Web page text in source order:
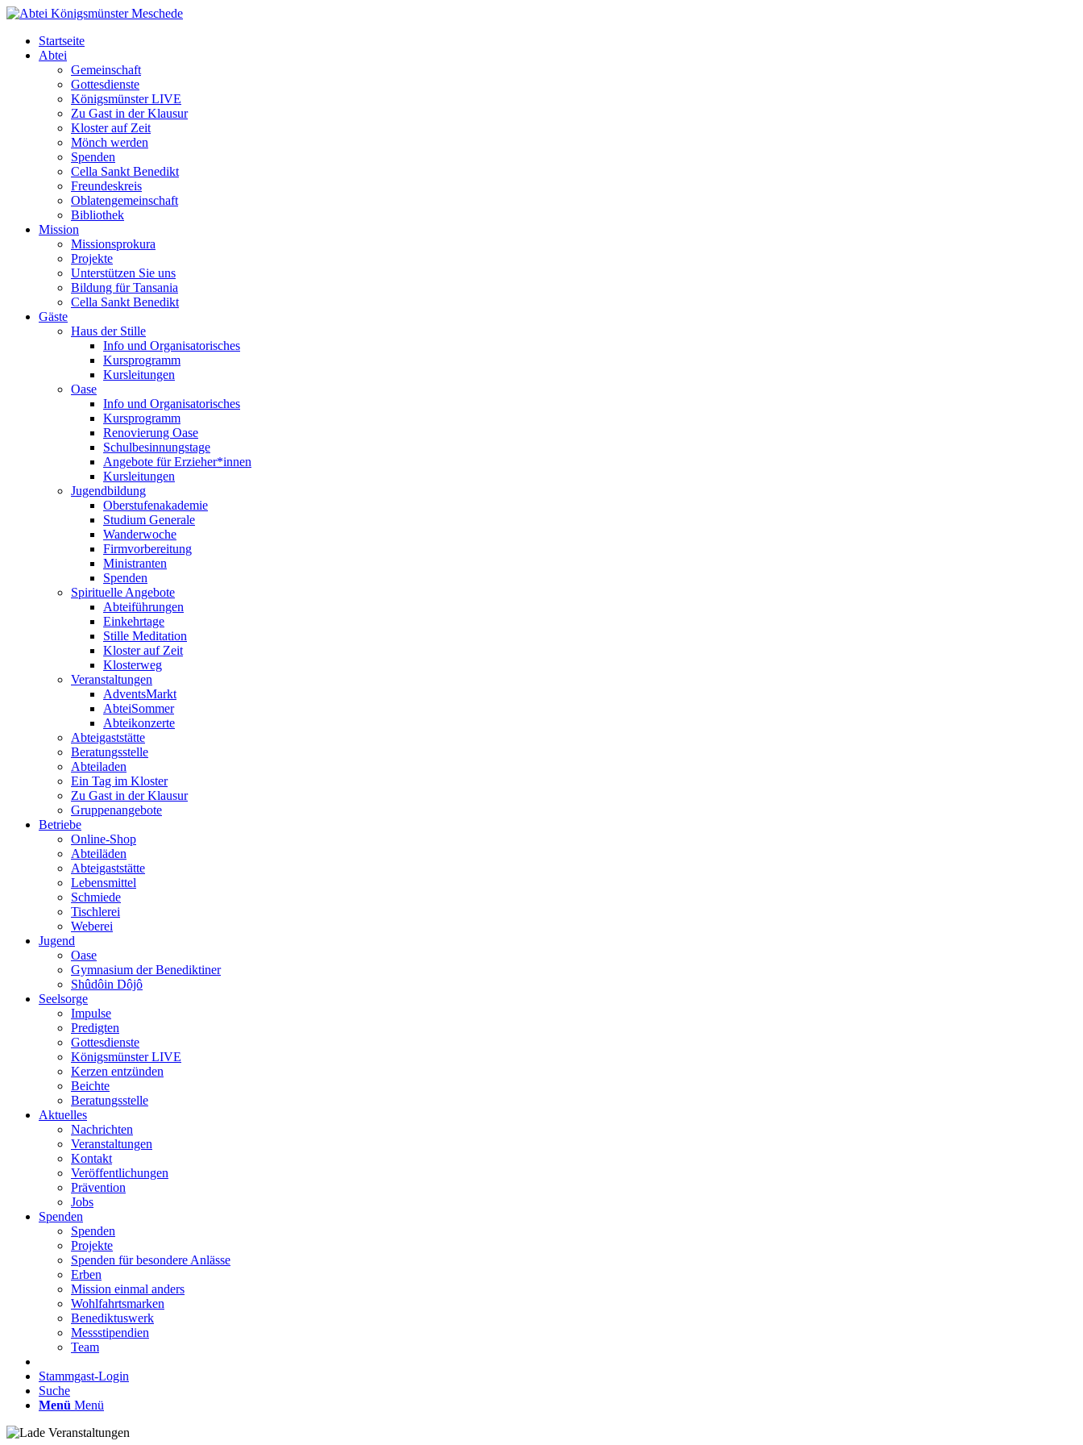
Startseite
Abtei
Gemeinschaft
Gottesdienste
Königsmünster LIVE
Zu Gast in der Klausur
Kloster auf Zeit
Mönch werden
Spenden
Cella Sankt Benedikt
Freundeskreis
Oblatengemeinschaft
Bibliothek
Mission
Missionsprokura
Projekte
Unterstützen Sie uns
Bildung für Tansania
Cella Sankt Benedikt
Gäste
Haus der Stille
Info und Organisatorisches
Kursprogramm
Kursleitungen
Oase
Info und Organisatorisches
Kursprogramm
Renovierung Oase
Schulbesinnungstage
Angebote für Erzieher*innen
Kursleitungen
Jugendbildung
Oberstufenakademie
Studium Generale
Wanderwoche
Firmvorbereitung
Ministranten
Spenden
Spirituelle Angebote
Abteiführungen
Einkehrtage
Stille Meditation
Kloster auf Zeit
Klosterweg
Veranstaltungen
AdventsMarkt
AbteiSommer
Abteikonzerte
Abteigaststätte
Beratungsstelle
Abteiladen
Ein Tag im Kloster
Zu Gast in der Klausur
Gruppenangebote
Betriebe
Online-Shop
Abteiläden
Abteigaststätte
Lebensmittel
Schmiede
Tischlerei
Weberei
Jugend
Oase
Gymnasium der Benediktiner
Shûdôin Dôjô
Seelsorge
Impulse
Predigten
Gottesdienste
Königsmünster LIVE
Kerzen entzünden
Beichte
Beratungsstelle
Aktuelles
Nachrichten
Veranstaltungen
Kontakt
Veröffentlichungen
Prävention
Jobs
Spenden
Spenden
Projekte
Spenden für besondere Anlässe
Erben
Mission einmal anders
Wohlfahrtsmarken
Benediktuswerk
Messstipendien
Team
Stammgast-Login
Suche
Menü Menü